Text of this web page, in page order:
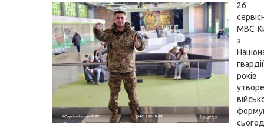
26
МВС
з